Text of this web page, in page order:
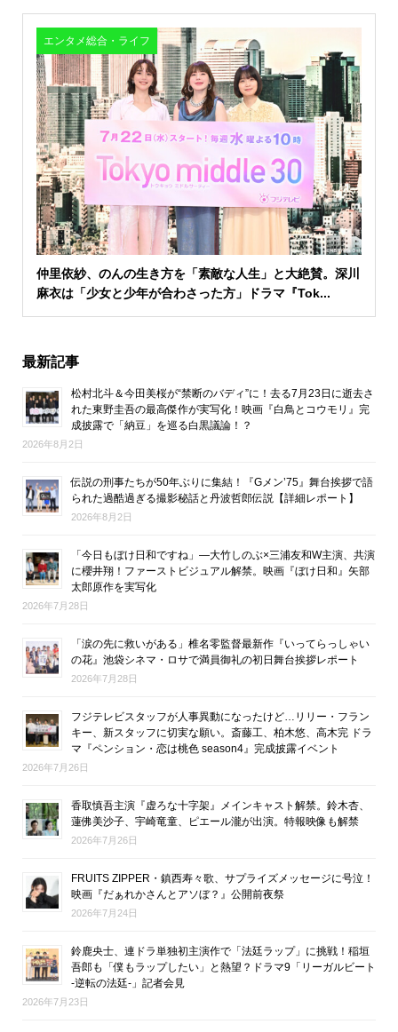
エンタメ総合・ライフ
仲里依紗、のんの生き方を「素敵な人生」と大絶賛。深川
麻衣は「少女と少年が合わさった方」ドラマ『Tok...
最新記事
松村北斗＆今田美桜が“禁断のバディ”に！去る7月23日に逝去さ
れた東野圭吾の最高傑作が実写化！映画『白鳥とコウモリ』完
成披露で「納豆」を巡る白黒議論！？
2026年8月2日
伝説の刑事たちが50年ぶりに集結！『Gメン’75』舞台挨拶で語
られた過酷過ぎる撮影秘話と丹波哲郎伝説【詳細レポート】
2026年8月2日
「今日もぼけ日和ですね」―大竹しのぶ×三浦友和W主演、共演
に櫻井翔！ファーストビジュアル解禁。映画『ぼけ日和』矢部
太郎原作を実写化
2026年7月28日
「涙の先に救いがある」椎名零監督最新作『いってらっしゃい
の花』池袋シネマ・ロサで満員御礼の初日舞台挨拶レポート
2026年7月28日
フジテレビスタッフが人事異動になったけど…リリー・フラン
キー、新スタッフに切実な願い。斎藤工、柏木悠、高木完 ドラ
マ『ペンション・恋は桃色 season4』完成披露イベント
2026年7月26日
香取慎吾主演『虚ろな十字架』メインキャスト解禁。鈴木杏、
蓮佛美沙子、宇崎竜童、ピエール瀧が出演。特報映像も解禁
2026年7月26日
FRUITS ZIPPER・鎮西寿々歌、サプライズメッセージに号泣！
映画『だぁれかさんとアソぼ？』公開前夜祭
2026年7月24日
鈴鹿央士、連ドラ単独初主演作で「法廷ラップ」に挑戦！稲垣
吾郎も「僕もラップしたい」と熱望？ドラマ9「リーガルビート
-逆転の法廷-」記者会見
2026年7月23日